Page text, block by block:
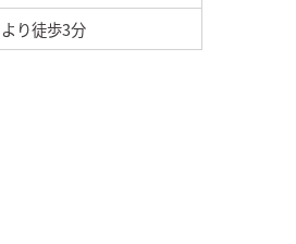
より徒歩3分